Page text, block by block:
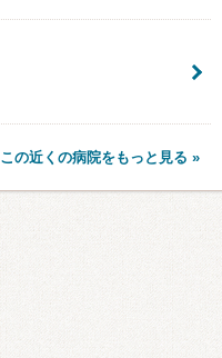
この近くの病院をもっと見る »